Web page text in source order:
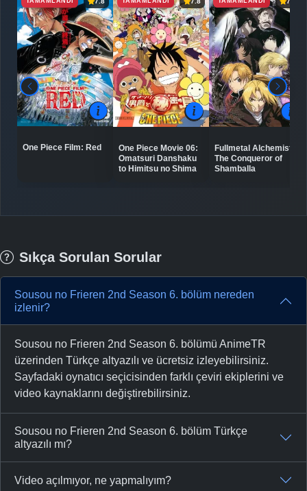
One Piece Film: Red
One Piece Movie 06:
Omatsuri Danshaku
to Himitsu no Shima
Fullmetal Alchemist:
The Conqueror of
Shamballa
Sıkça Sorulan Sorular
Sousou no Frieren 2nd Season 6. bölüm nereden
izlenir?
Sousou no Frieren 2nd Season 6. bölümü AnimeTR
üzerinden Türkçe altyazılı ve ücretsiz izleyebilirsiniz.
Sayfadaki oynatıcı seçicisinden farklı çeviri ekiplerini ve
video kaynaklarını değiştirebilirsiniz.
Sousou no Frieren 2nd Season 6. bölüm Türkçe
altyazılı mı?
Video açılmıyor, ne yapmalıyım?